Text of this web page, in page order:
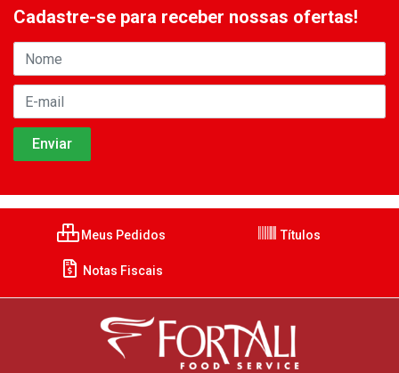
Cadastre-se para receber nossas ofertas!
Meus Pedidos Títulos
Notas Fiscais